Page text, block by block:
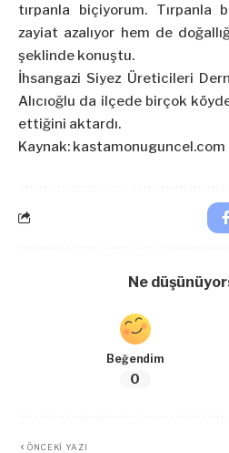
tırpanla biçiyorum. Tırpanla
zayiat azalıyor hem de
şeklinde konuştu.
İhsangazi Siyez Üreticileri
Alıcıoğlu da ilçede birçok
ettiğini aktardı.
Kaynak: kastamonuguncel.com
Ne
Beğendim
0
ÖNCEKI YAZI